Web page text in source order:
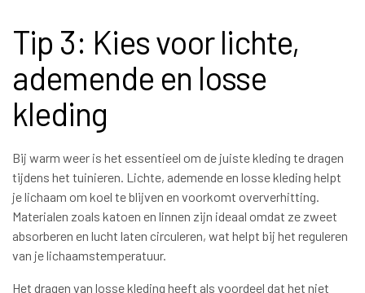
Tip 3: Kies voor lichte,
ademende en losse
kleding
Bij warm weer is het essentieel om de juiste kleding te dragen
tijdens het tuinieren. Lichte, ademende en losse kleding helpt
je lichaam om koel te blijven en voorkomt oververhitting.
Materialen zoals katoen en linnen zijn ideaal omdat ze zweet
absorberen en lucht laten circuleren, wat helpt bij het reguleren
van je lichaamstemperatuur.
Het dragen van losse kleding heeft als voordeel dat het niet